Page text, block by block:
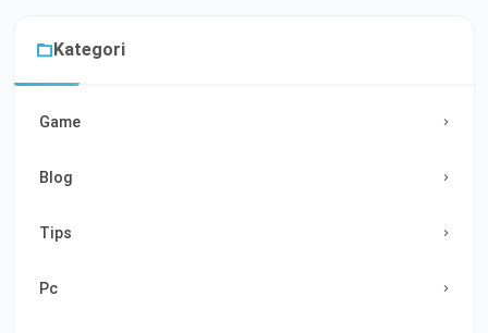
Kategori
Game
Blog
Tips
Pc